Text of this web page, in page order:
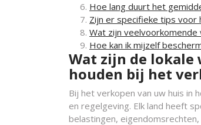
Hoe lang duurt het
Zijn er specifieke tips voor
Wat zijn veelvoorkomende
Hoe kan ik mijzelf
Wat zijn de lokale
houden bij het
Bij het verkopen van uw huis in
en regelgeving. Elk land heeft
belastingen,